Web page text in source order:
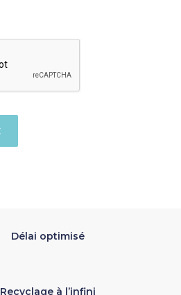
Délai optimisé
Recyclage à l’infini